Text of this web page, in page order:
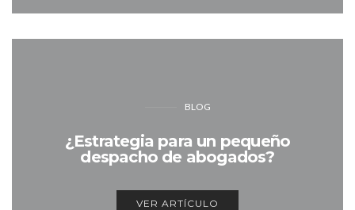
BLOG
¿Estrategia para un pequeño
despacho de abogados?
VER ARTÍCULO